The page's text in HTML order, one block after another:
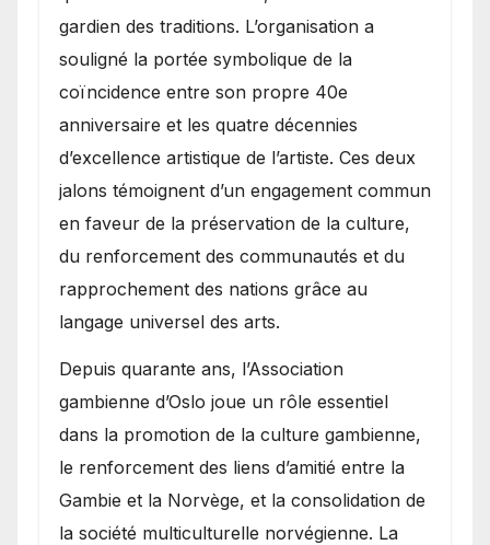
gardien des traditions. L’organisation a
souligné la portée symbolique de la
coïncidence entre son propre 40e
anniversaire et les quatre décennies
d’excellence artistique de l’artiste. Ces deux
jalons témoignent d’un engagement commun
en faveur de la préservation de la culture,
du renforcement des communautés et du
rapprochement des nations grâce au
langage universel des arts.
​Depuis quarante ans, l’Association
gambienne d’Oslo joue un rôle essentiel
dans la promotion de la culture gambienne,
le renforcement des liens d’amitié entre la
Gambie et la Norvège, et la consolidation de
la société multiculturelle norvégienne. La